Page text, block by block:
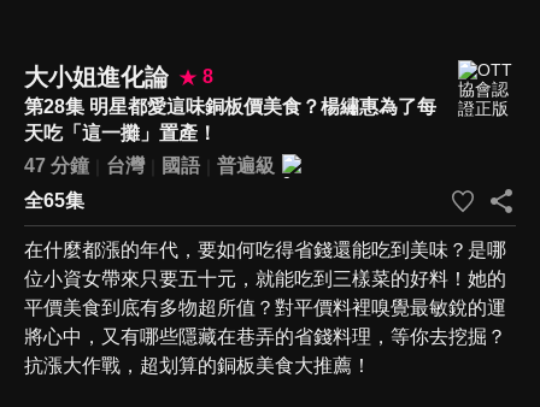
大小姐進化論
8
第28集 明星都愛這味銅板價美食？楊繡惠為了每
天吃「這一攤」置產！
47 分鐘
台灣 國語
普遍級
全65集
在什麼都漲的年代，要如何吃得省錢還能吃到美味？是哪
位小資女帶來只要五十元，就能吃到三樣菜的好料！她的
平價美食到底有多物超所值？對平價料裡嗅覺最敏銳的運
將心中，又有哪些隱藏在巷弄的省錢料理，等你去挖掘？
抗漲大作戰，超划算的銅板美食大推薦！